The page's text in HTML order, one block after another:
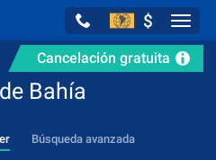
$
Cancelación gratuita
Bahía
Búsqueda avanzada